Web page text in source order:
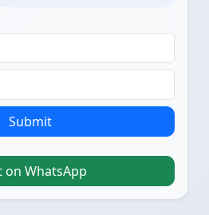
Submit
on WhatsApp